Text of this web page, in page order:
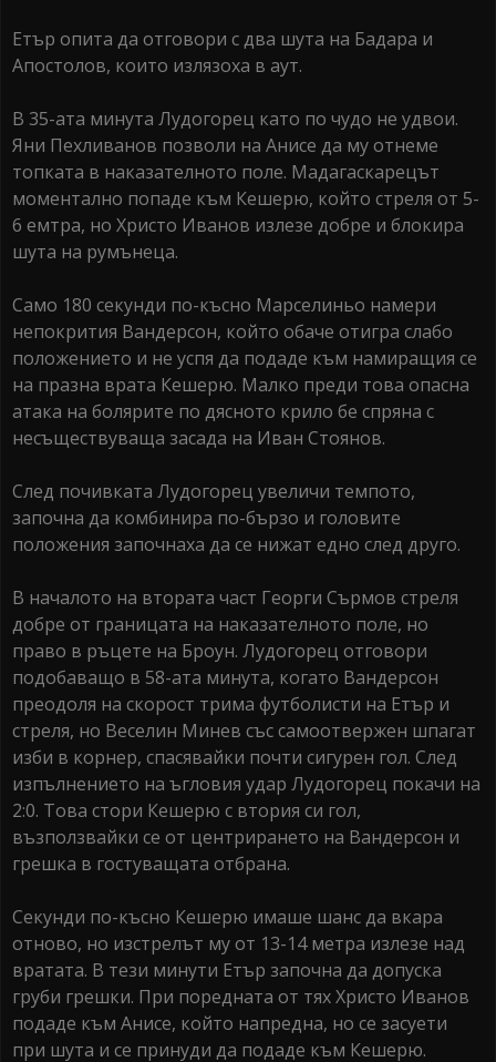
Етър опита да отговори с два шута на Бадара и
Апостолов, които излязоха в аут.
В 35-ата минута Лудогорец като по чудо не удвои.
Яни Пехливанов позволи на Анисе да му отнеме
топката в наказателното поле. Мадагаскарецът
моментално попаде към Кешерю, който стреля от 5-
6 емтра, но Христо Иванов излезе добре и блокира
шута на румънеца.
Само 180 секунди по-късно Марселиньо намери
непокрития Вандерсон, който обаче отигра слабо
положението и не успя да подаде към намиращия се
на празна врата Кешерю. Малко преди това опасна
атака на болярите по дясното крило бе спряна с
несъществуваща засада на Иван Стоянов.
След почивката Лудогорец увеличи темпото,
започна да комбинира по-бързо и головите
положения започнаха да се нижат едно след друго.
В началото на втората част Георги Сърмов стреля
добре от границата на наказателното поле, но
право в ръцете на Броун. Лудогорец отговори
подобаващо в 58-ата минута, когато Вандерсон
преодоля на скорост трима футболисти на Етър и
стреля, но Веселин Минев със самоотвержен шпагат
изби в корнер, спасявайки почти сигурен гол. След
изпълнението на ъгловия удар Лудогорец покачи на
2:0. Това стори Кешерю с втория си гол,
възползвайки се от центрирането на Вандерсон и
грешка в гостуващата отбрана.
Секунди по-късно Кешерю имаше шанс да вкара
отново, но изстрелът му от 13-14 метра излезе над
вратата. В тези минути Етър започна да допуска
груби грешки. При поредната от тях Христо Иванов
подаде към Анисе, който напредна, но се засуети
при шута и се принуди да подаде към Кешерю.